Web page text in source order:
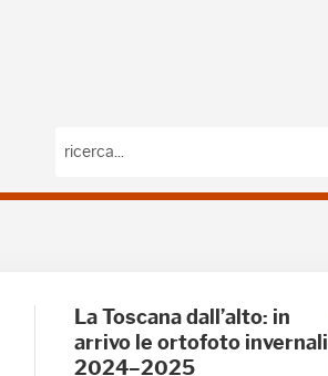
La Toscana dall’alto: in
arrivo le ortofoto invernali
2024–2025